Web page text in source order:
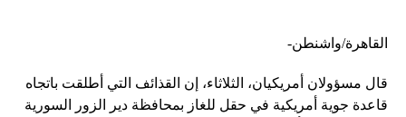
القاهرة/واشنطن-
قال مسؤولان أمريكيان، الثلاثاء، إن القذائف التي أطلقت باتجاه
قاعدة جوية أمريكية في حقل للغاز بمحافظة دير الزور السورية